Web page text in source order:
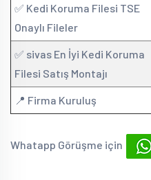
✅ Kedi Koruma Filesi TSE
Onaylı Fileler
✅ sivas En İyi Kedi Koruma
Filesi Satış Montajı
📍 Firma Kuruluş
Whatapp Görüşme için